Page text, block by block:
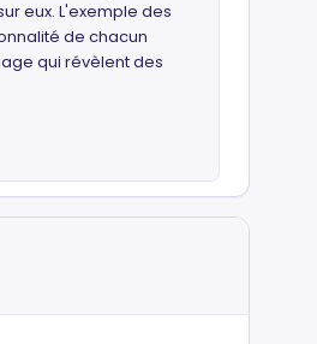
eux. L'exemple des
de chacun
qui révèlent des